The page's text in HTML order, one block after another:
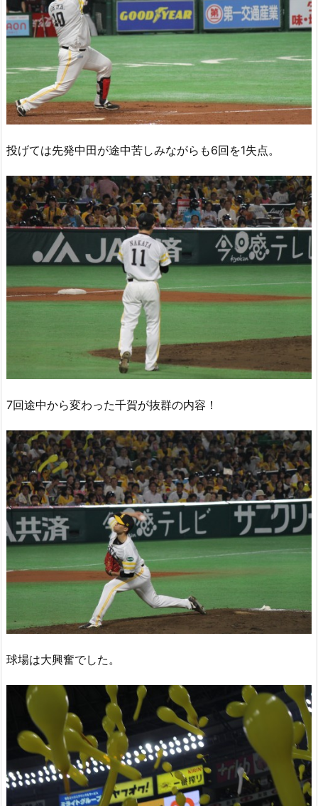
投げては先発中田が途中苦しみながらも6回を1失点。
7回途中から変わった千賀が抜群の内容！
球場は大興奮でした。